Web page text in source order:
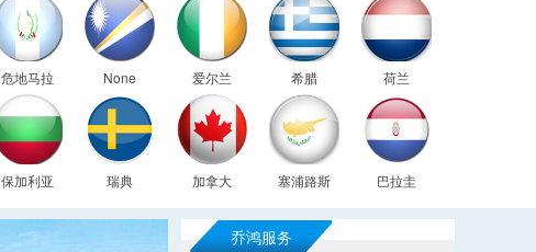
危地马拉 None 爱尔兰 希腊 荷兰
保加利亚 瑞典 加拿大 塞浦路斯 巴拉圭
乔鸿服务